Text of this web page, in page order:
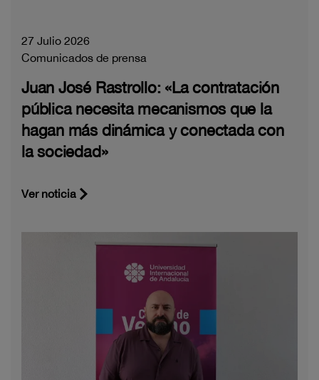
27 Julio 2026
Comunicados de prensa
Juan José Rastrollo: «La contratación
pública necesita mecanismos que la
hagan más dinámica y conectada con
la sociedad»
Ver noticia